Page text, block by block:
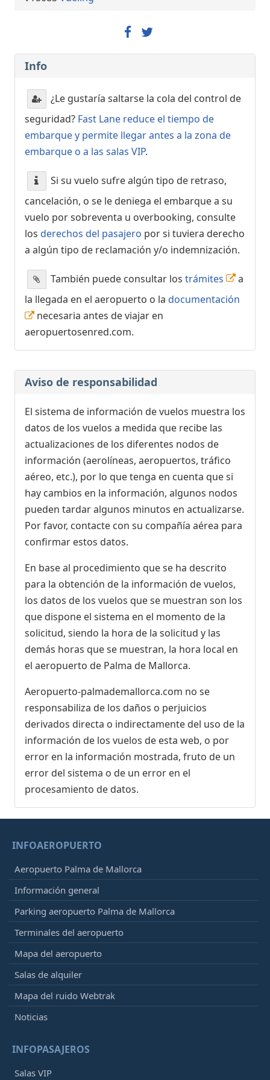
Info
¿Le gustaría saltarse la cola del control de
seguridad? Fast Lane reduce el tiempo de
embarque y permite llegar antes a la zona de
embarque o a las salas VIP.
Si su vuelo sufre algún tipo de retraso,
cancelación, o se le deniega el embarque a su
vuelo por sobreventa u overbooking, consulte
los derechos del pasajero por si tuviera derecho
a algún tipo de reclamación y/o indemnización.
También puede consultar los trámites
a
la llegada en el aeropuerto o la documentación
necesaria antes de viajar en
aeropuertosenred.com.
Aviso de responsabilidad
El sistema de información de vuelos muestra los
datos de los vuelos a medida que recibe las
actualizaciones de los diferentes nodos de
información (aerolíneas, aeropuertos, tráfico
aéreo, etc.), por lo que tenga en cuenta que si
hay cambios en la información, algunos nodos
pueden tardar algunos minutos en actualizarse.
Por favor, contacte con su compañía aérea para
confirmar estos datos.
En base al procedimiento que se ha descrito
para la obtención de la información de vuelos,
los datos de los vuelos que se muestran son los
que dispone el sistema en el momento de la
solicitud, siendo la hora de la solicitud y las
demás horas que se muestran, la hora local en
el aeropuerto de Palma de Mallorca.
Aeropuerto-palmademallorca.com no se
responsabiliza de los daños o perjuicios
derivados directa o indirectamente del uso de la
información de los vuelos de esta web, o por
error en la información mostrada, fruto de un
error del sistema o de un error en el
procesamiento de datos.
INFOAEROPUERTO
Aeropuerto Palma de Mallorca
Información general
Parking aeropuerto Palma de Mallorca
Terminales del aeropuerto
Mapa del aeropuerto
Salas de alquiler
Mapa del ruido Webtrak
Noticias
INFOPASAJEROS
Salas VIP